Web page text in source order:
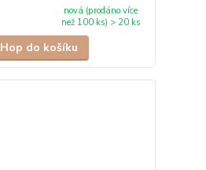
nová (prodáno více
než 100 ks) > 20 ks
Hop do košíku